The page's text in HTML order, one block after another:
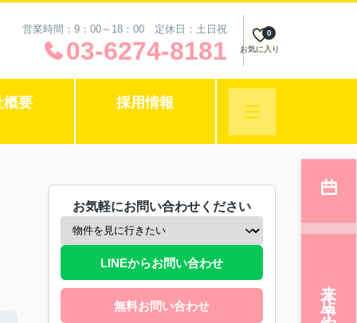
営業時間：9：00～18：00 定休日：土日祝
03-6274-8181 お気に入り
0
概要 採用情報
お気軽にお問い合わせください
LINEからお問い合わせ
無料お問い合わせ 来店予約